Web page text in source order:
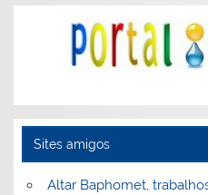
Sites amigos
Altar Baphomet,